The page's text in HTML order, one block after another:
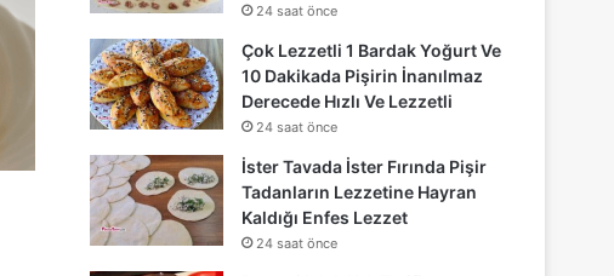
24 saat önce
Çok Lezzetli 1 Bardak Yoğurt Ve
10 Dakikada Pişirin İnanılmaz
Derecede Hızlı Ve Lezzetli
24 saat önce
İster Tavada İster Fırında Pişir
Tadanların Lezzetine Hayran
Kaldığı Enfes Lezzet
24 saat önce